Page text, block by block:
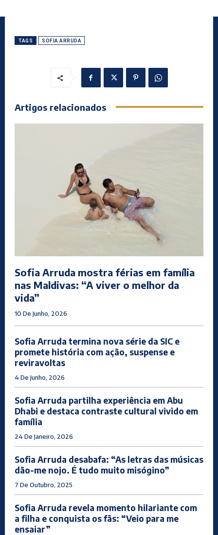
TAGS SOFIA ARRUDA
Artigos relacionados
Sofia Arruda mostra férias em família
nas Maldivas: “A viver o melhor da
vida”
10 De Junho, 2026
Sofia Arruda termina nova série da SIC e
promete história com ação, suspense e
reviravoltas
4 De Junho, 2026
Sofia Arruda partilha experiência em Abu
Dhabi e destaca contraste cultural vivido em
família
24 De Janeiro, 2026
Sofia Arruda desabafa: “As letras das músicas
dão-me nojo. É tudo muito misógino”
7 De Outubro, 2025
Sofia Arruda revela momento hilariante com
a filha e conquista os fãs: “Veio para me
ensaiar”